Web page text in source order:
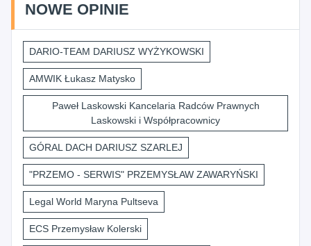
NOWE OPINIE
DARIO-TEAM DARIUSZ WYŻYKOWSKI
AMWIK Łukasz Matysko
Paweł Laskowski Kancelaria Radców Prawnych
Laskowski i Współpracownicy
GÓRAL DACH DARIUSZ SZARLEJ
"PRZEMO - SERWIS" PRZEMYSŁAW ZAWARYŃSKI
Legal World Maryna Pultseva
ECS Przemysław Kolerski